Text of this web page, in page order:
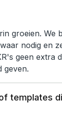
groeien. We
nodig en
geen extra
geven.
templates